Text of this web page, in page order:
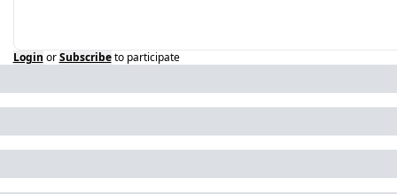
Login or Subscribe to participate